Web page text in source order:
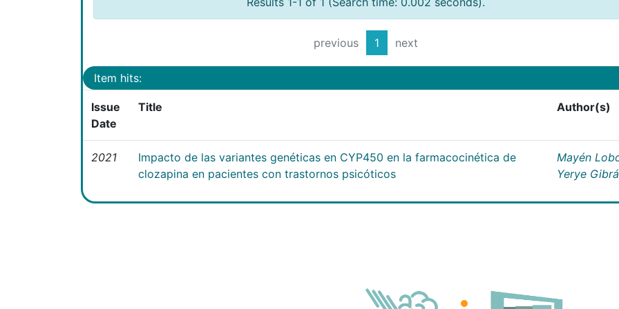
previous 1 next
Item hits:
Issue
Date
Title Author(s)
2021
Impacto de las variantes genéticas en CYP450 en la farmacocinética de
clozapina en pacientes con trastornos psicóticos
Mayén
Yerye